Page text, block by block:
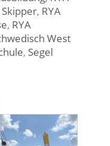
Skipper, RYA
, RYA
West
, Segel